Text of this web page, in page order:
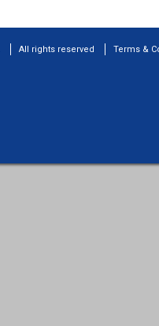
All rights reserved Terms &